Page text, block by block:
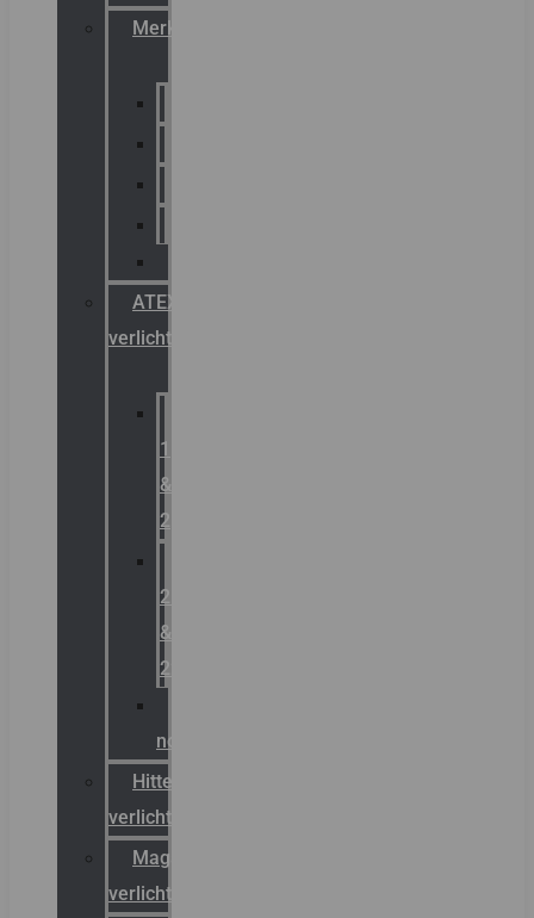
Merken
ATEX
verlichting
1
&
2
21
&
22
noodverlichting
Hittebestendige
verlichting
Magazijn
verlichting